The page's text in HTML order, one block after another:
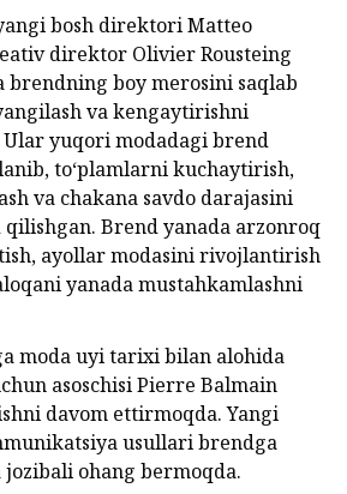
bosh direktori Matteo
direktor Olivier Rousteing
boy merosini saqlab
va kengaytirishni
yuqori modadagi brend
to‘plamlarni kuchaytirish,
va chakana savdo darajasini
Brend yanada arzonroq
ayollar modasini rivojlantirish
yanada mustahkamlashni
moda uyi tarixi bilan alohida
asoschisi Pierre Balmain
davom ettirmoqda. Yangi
usullari brendga
ohang bermoqda.